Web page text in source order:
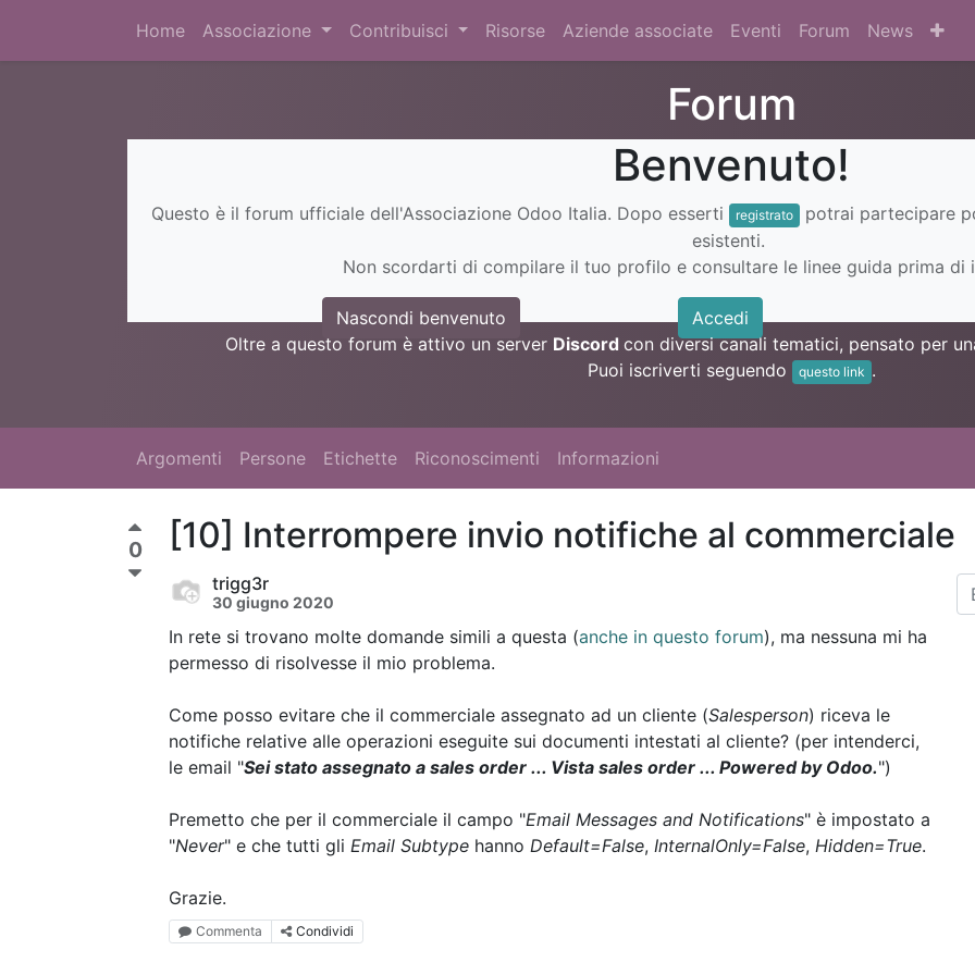
Home Associazione Contribuisci Risorse Aziende associate Eventi Forum News
Forum
Benvenuto!
Questo è il forum ufficiale dell'Associazione Odoo Italia. Dopo esserti registrato
potrai partecipare
esistenti.
Non scordarti di compilare il tuo profilo e consultare le linee guida prima di
Nascondi benvenuto Accedi
Oltre a questo forum è attivo un server Discord con diversi canali tematici, pensato per
Puoi iscriverti seguendo
questo link .
Argomenti Persone Etichette Riconoscimenti Informazioni
0 [10] Interrompere invio notifiche al commerciale
trigg3r
30 giugno 2020
In rete si trovano molte domande simili a questa (anche in questo forum), ma nessuna mi ha
permesso di risolvesse il mio problema.
Come posso evitare che il commerciale assegnato ad un cliente (Salesperson) riceva le
notifiche relative alle operazioni eseguite sui documenti intestati al cliente? (per intenderci,
le email "Sei stato assegnato a sales order ... Vista sales order ... Powered by Odoo.")
Premetto che per il commerciale il campo "Email Messages and Notifications" è impostato a
"Never" e che tutti gli Email Subtype hanno Default=False, InternalOnly=False, Hidden=True.
Grazie.
Commenta Condividi